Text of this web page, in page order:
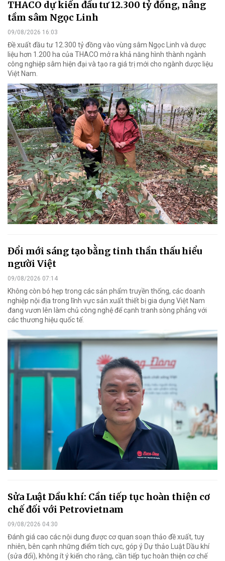
THACO dự kiến đầu tư 12.300 tỷ đồng, nâng
tầm sâm Ngọc Linh
09/08/2026 16:03
Đề xuất đầu tư 12.300 tỷ đồng vào vùng sâm Ngọc Linh và dược
liệu hơn 1.200 ha của THACO mở ra khả năng hình thành ngành
công nghiệp sâm hiện đại và tạo ra giá trị mới cho ngành dược liệu
Việt Nam.
Đổi mới sáng tạo bằng tinh thần thấu hiểu
người Việt
09/08/2026 07:14
Không còn bó hẹp trong các sản phẩm truyền thống, các doanh
nghiệp nội địa trong lĩnh vực sản xuất thiết bị gia dụng Việt Nam
đang vươn lên làm chủ công nghệ để cạnh tranh sòng phẳng với
các thương hiệu quốc tế.
Sửa Luật Dầu khí: Cần tiếp tục hoàn thiện cơ
chế đối với Petrovietnam
09/08/2026 04:30
Đánh giá cao các nội dung được cơ quan soạn thảo đề xuất, tuy
nhiên, bên cạnh những điểm tích cực, góp ý Dự thảo Luật Dầu khí
(sửa đổi), không ít ý kiến cho rằng, cần tiếp tục hoàn thiện cơ chế